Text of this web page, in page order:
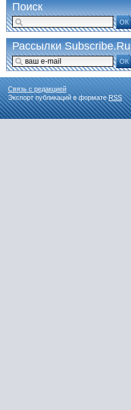
Поиск
ОК
Рассылки Subscribe.Ru
ОК
Связь с редакцией
Экспорт публикаций в форматеRSS